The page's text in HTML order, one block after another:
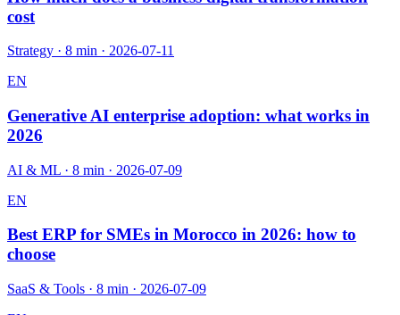
cost
Strategy · 8 min · 2026-07-11
EN
Generative AI enterprise adoption: what works in
2026
AI & ML · 8 min · 2026-07-09
EN
Best ERP for SMEs in Morocco in 2026: how to
choose
SaaS & Tools · 8 min · 2026-07-09